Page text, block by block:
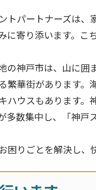
パートナーズは、
寄り添います。こ
の神戸市は、山に
繁華街があります
ハウスもあります
数集中し、「神戸
困りごとを解決し、